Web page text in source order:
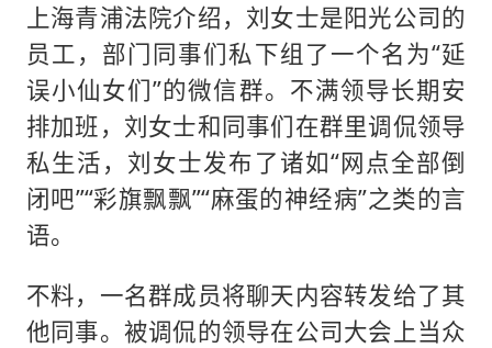
上海青浦法院介绍，刘女士是阳光公司的
员工，部门同事们私下组了一个名为“延
误小仙女们”的微信群。不满领导长期安
排加班，刘女士和同事们在群里调侃领导
私生活，刘女士发布了诸如“网点全部倒
闭吧”“彩旗飘飘”“麻蛋的神经病”之类的言
语。
不料，一名群成员将聊天内容转发给了其
他同事。被调侃的领导在公司大会上当众